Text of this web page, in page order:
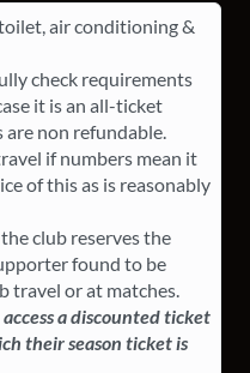
air conditioning &
check requirements
it is an all-ticket
non refundable.
if numbers mean it
of this as is reasonably
club reserves the
found to be
travel or at matches.
a discounted ticket
their season ticket is